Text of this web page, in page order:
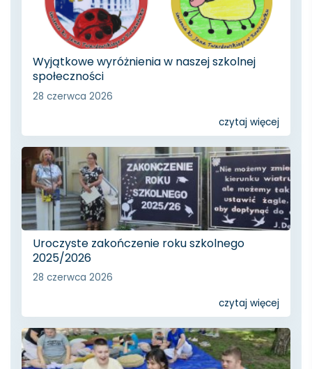
Wyjątkowe wyróżnienia w naszej szkolnej
społeczności
28 czerwca 2026
czytaj więcej
Uroczyste zakończenie roku szkolnego
2025/2026
28 czerwca 2026
czytaj więcej